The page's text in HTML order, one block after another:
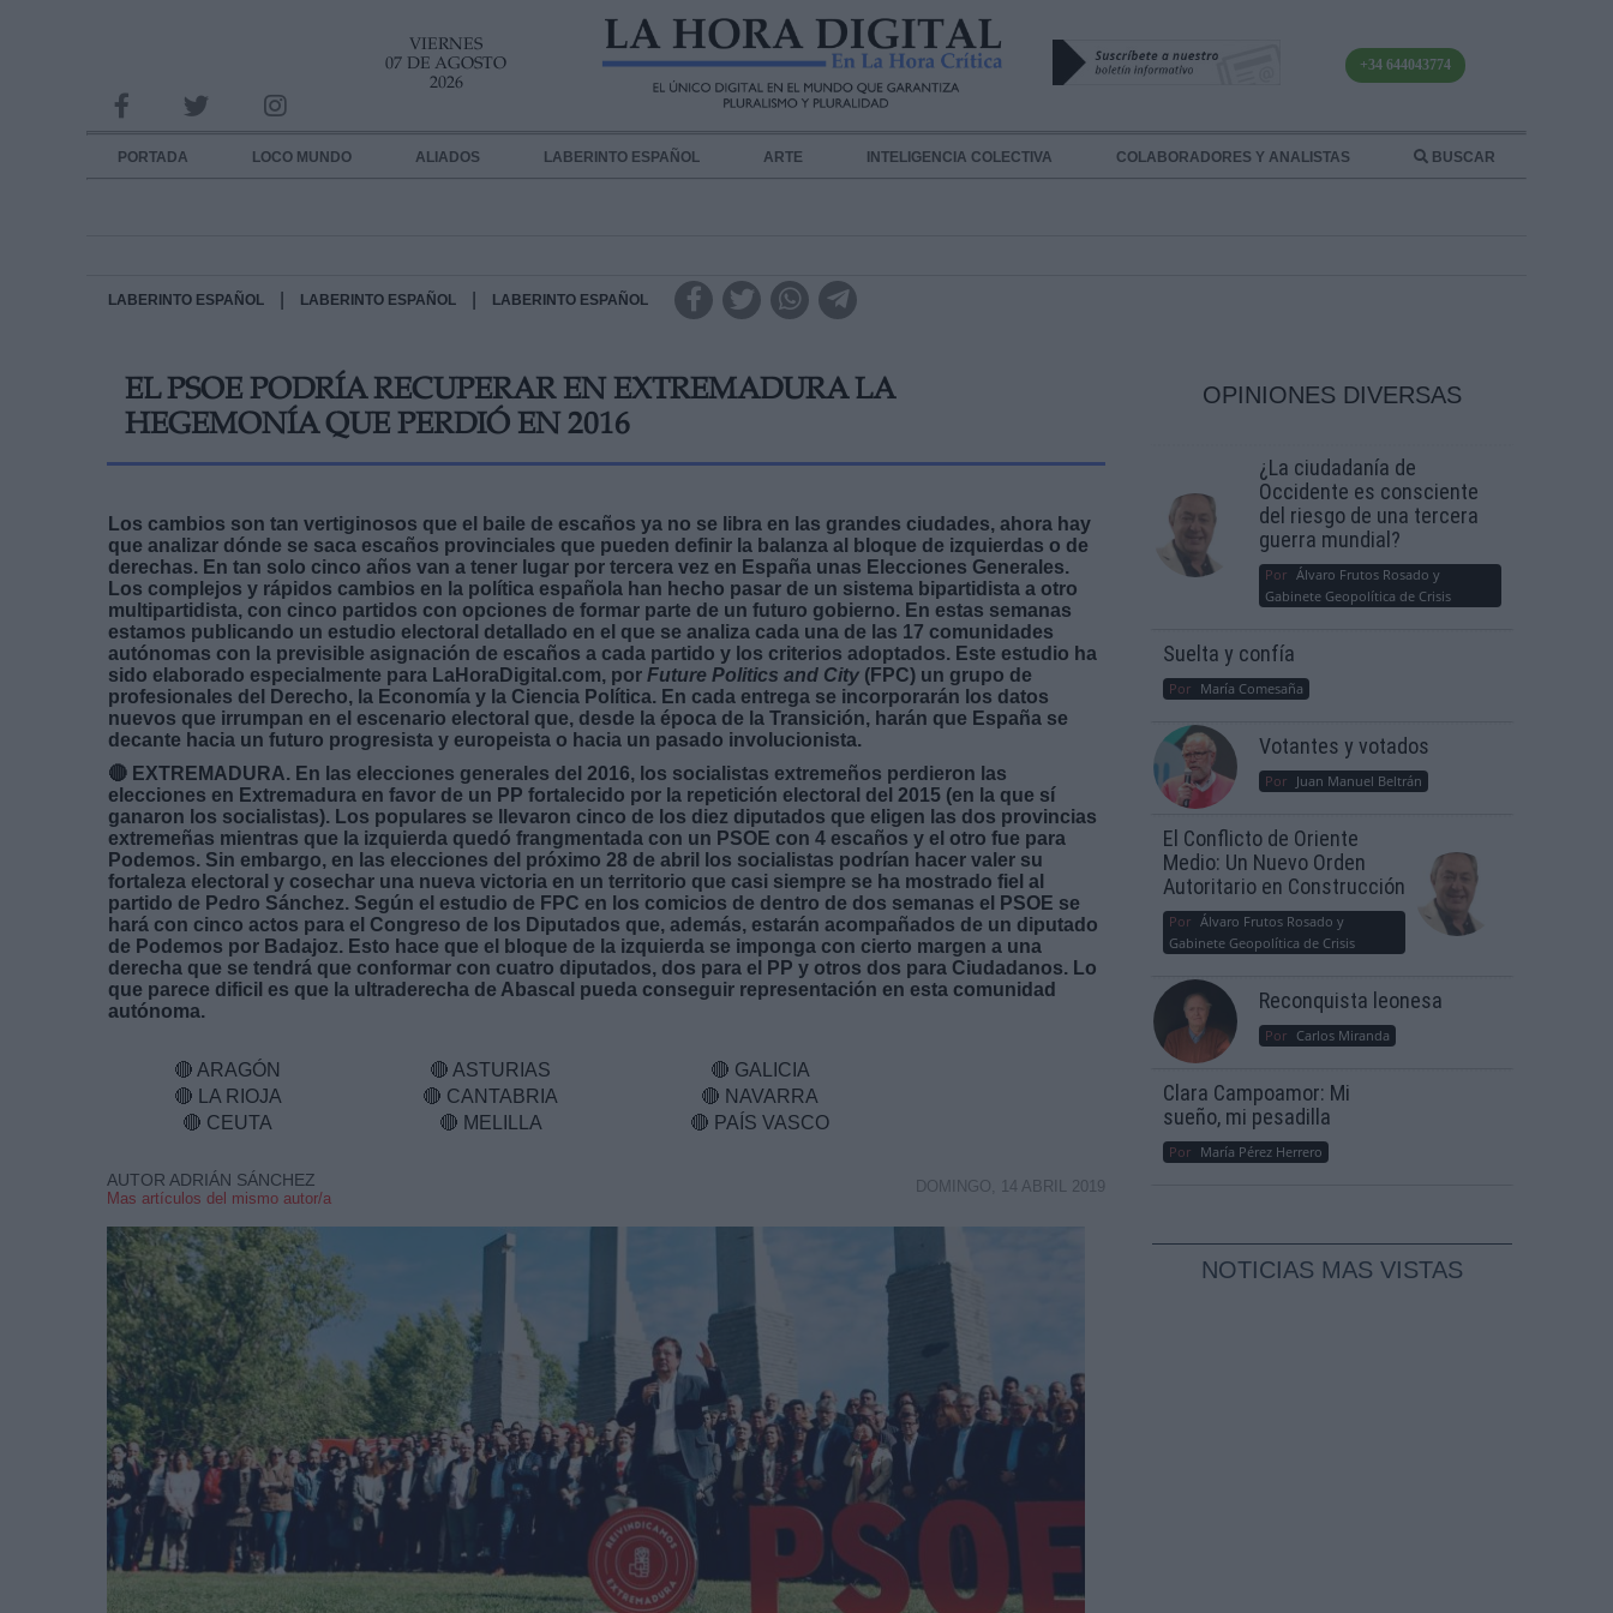
VIERNES
07 DE AGOSTO
2026
+34 644043774
PORTADA LOCO MUNDO ALIADOS LABERINTO ESPAÑOL ARTE INTELIGENCIA COLECTIVA COLABORADORES Y ANALISTAS BUSCAR
LABERINTO ESPAÑOL LABERINTO ESPAÑOL LABERINTO ESPAÑOL
EL PSOE PODRÍA RECUPERAR EN EXTREMADURA LA
HEGEMONÍA QUE PERDIÓ EN 2016
Los cambios son tan vertiginosos que el baile de escaños ya no se libra en las grandes ciudades, ahora hay
que analizar dónde se saca escaños provinciales que pueden definir la balanza al bloque de izquierdas o de
derechas. En tan solo cinco años van a tener lugar por tercera vez en España unas Elecciones Generales.
Los complejos y rápidos cambios en la política española han hecho pasar de un sistema bipartidista a otro
multipartidista, con cinco partidos con opciones de formar parte de un futuro gobierno. En estas semanas
estamos publicando un estudio electoral detallado en el que se analiza cada una de las 17 comunidades
autónomas con la previsible asignación de escaños a cada partido y los criterios adoptados. Este estudio ha
sido elaborado especialmente para LaHoraDigital.com, por Future Politics and City (FPC) un grupo de
profesionales del Derecho, la Economía y la Ciencia Política. En cada entrega se incorporarán los datos
nuevos que irrumpan en el escenario electoral que, desde la época de la Transición, harán que España se
decante hacia un futuro progresista y europeista o hacia un pasado involucionista.
🔴 EXTREMADURA. En las elecciones generales del 2016, los socialistas extremeños perdieron las
elecciones en Extremadura en favor de un PP fortalecido por la repetición electoral del 2015 (en la que sí
ganaron los socialistas). Los populares se llevaron cinco de los diez diputados que eligen las dos provincias
extremeñas mientras que la izquierda quedó frangmentada con un PSOE con 4 escaños y el otro fue para
Podemos. Sin embargo, en las elecciones del próximo 28 de abril los socialistas podrían hacer valer su
fortaleza electoral y cosechar una nueva victoria en un territorio que casi siempre se ha mostrado fiel al
partido de Pedro Sánchez. Según el estudio de FPC en los comicios de dentro de dos semanas el PSOE se
hará con cinco actos para el Congreso de los Diputados que, además, estarán acompañados de un diputado
de Podemos por Badajoz. Esto hace que el bloque de la izquierda se imponga con cierto margen a una
derecha que se tendrá que conformar con cuatro diputados, dos para el PP y otros dos para Ciudadanos. Lo
que parece dificil es que la ultraderecha de Abascal pueda conseguir representación en esta comunidad
autónoma.
🔴 ARAGÓN 🔴 ASTURIAS 🔴 GALICIA
🔴
LA RIOJA 🔴 CANTABRIA 🔴 NAVARRA
🔴 CEUTA 🔴 MELILLA 🔴 PAÍS VASCO
AUTOR ADRIÁN SÁNCHEZ
Mas artículos del mismo autor/a
DOMINGO, 14 ABRIL 2019
OPINIONES DIVERSAS
¿La ciudadanía de
Occidente es consciente
del riesgo de una tercera
guerra mundial?
Por Álvaro Frutos Rosado y
Gabinete Geopolítica de Crisis
Suelta y confía
Por María Comesaña
Votantes y votados
Por Juan Manuel Beltrán
El Conflicto de Oriente
Medio: Un Nuevo Orden
Autoritario en Construcción
Por Álvaro Frutos Rosado y
Gabinete Geopolítica de Crisis
Reconquista leonesa
Por Carlos Miranda
Clara Campoamor: Mi
sueño, mi pesadilla
Por María Pérez Herrero
NOTICIAS MAS VISTAS
INFORMACION SOBRE LA PROTECCIÓN DE TUS DATOS
Responsable:
Destinatarios:
link
Información adicional
link